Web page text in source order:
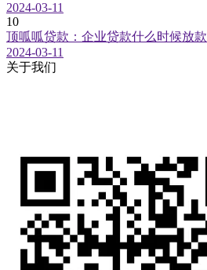
2024-03-11
10
顶呱呱贷款：企业贷款什么时候放款
2024-03-11
关于我们